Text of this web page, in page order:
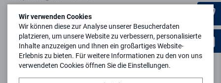
Wir verwenden Cookies
Wir können diese zur Analyse unserer Besucherdaten
platzieren, um unsere Website zu verbessern, personalisierte
Inhalte anzuzeigen und Ihnen ein großartiges Website-
Erlebnis zu bieten. Für weitere Informationen zu den von uns
verwendeten Cookies öffnen Sie die Einstellungen.